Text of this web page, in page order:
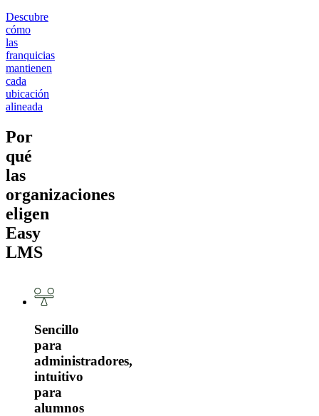
Descubre
cómo
las
franquicias
mantienen
cada
ubicación
alineada
Por
qué
las
organizaciones
eligen
Easy
LMS
Sencillo
para
administradores,
intuitivo
para
alumnos